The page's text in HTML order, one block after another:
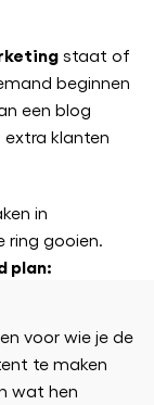
staat of
beginnen
een blog
klanten
in
ring gooien.
plan:
voor wie je de
te maken
wat hen